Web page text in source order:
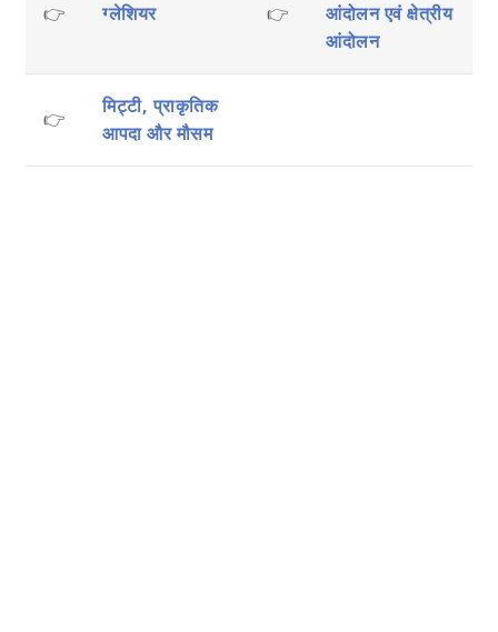
👉 ग्लेशियर 👉
आंदोलन एवं क्षेत्रीय
आंदोलन
👉
मिट्टी, प्राकृतिक
आपदा और मौसम